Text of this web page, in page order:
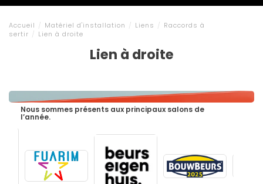
Accueil / Matériel d'installation / Liens / Raccords à
sertir / Lien à droite
Lien à droite
Nous sommes présents aux principaux salons de
l’année.